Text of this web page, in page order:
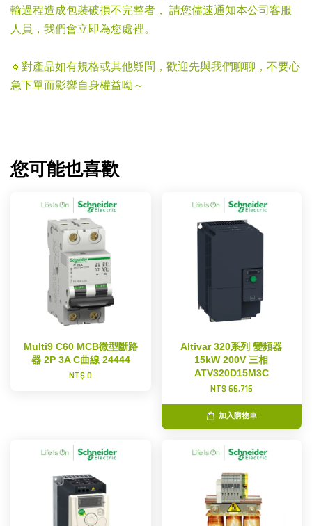
輸過程造成包裝破損不完整者， 請您儘速通知本公司客服
人員，我們會立即為您處裡。
🔹對產品如有規格或其他疑問，歡迎先與我們聊聊，不要心
急下單而影響自身權益呦～
您可能也喜歡
Multi9 C60 MCB微型斷路
器 2P 3A C曲線 24444
NT$ 0
Altivar 320系列 變頻器
15kW 200V 三相
ATV320D15M3C
NT$ 66,716
加入購物車